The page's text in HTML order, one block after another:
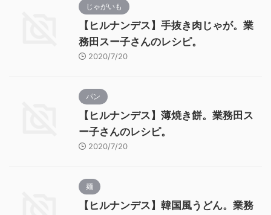
じゃがいも
【ヒルナンデス】手抜き肉じゃが。業
務田スー子さんのレシピ。
2020/7/20
パン
【ヒルナンデス】薄焼き餅。業務田ス
ー子さんのレシピ。
2020/7/20
麺
【ヒルナンデス】韓国風うどん。業務